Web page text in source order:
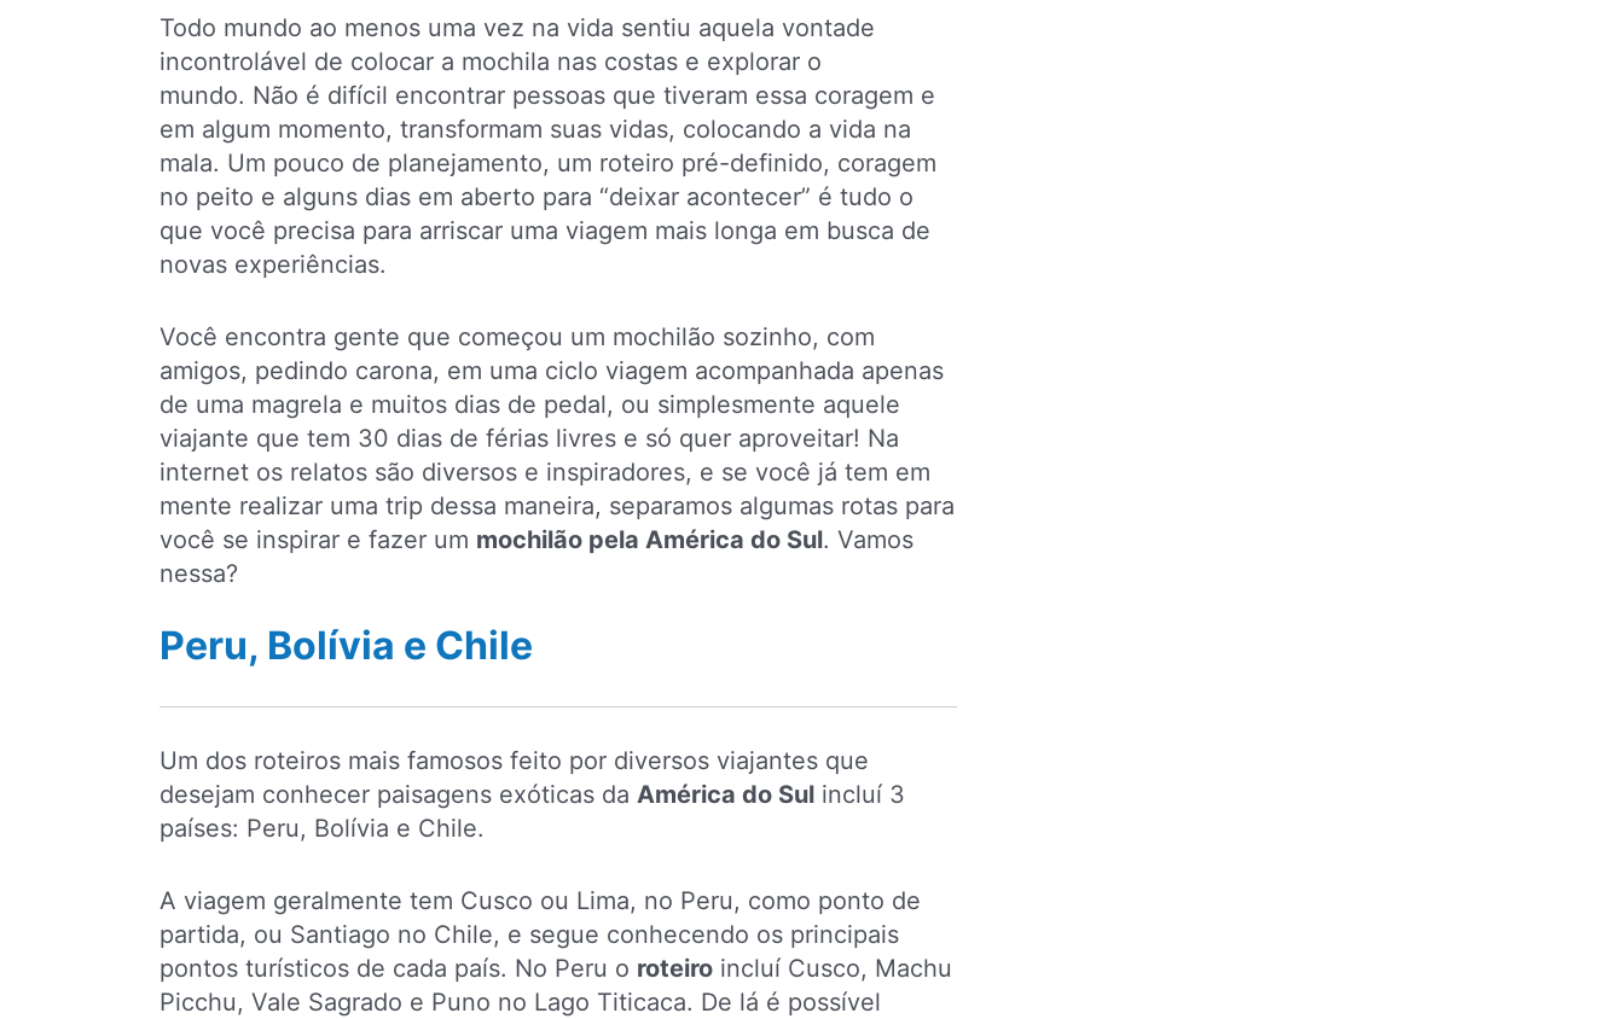
Todo mundo ao menos uma vez na vida sentiu aquela vontade
incontrolável de colocar a mochila nas costas e explorar o
mundo. Não é difícil encontrar pessoas que tiveram essa coragem e
em algum momento, transformam suas vidas, colocando a vida na
mala. Um pouco de planejamento, um roteiro pré-definido, coragem
no peito e alguns dias em aberto para “deixar acontecer” é tudo o
que você precisa para arriscar uma viagem mais longa em busca de
novas experiências.
Você encontra gente que começou um mochilão sozinho, com
amigos, pedindo carona, em uma ciclo viagem acompanhada apenas
de uma magrela e muitos dias de pedal, ou simplesmente aquele
viajante que tem 30 dias de férias livres e só quer aproveitar! Na
internet os relatos são diversos e inspiradores, e se você já tem em
mente realizar uma trip dessa maneira, separamos algumas rotas para
você se inspirar e fazer um mochilão pela América do Sul. Vamos
nessa?
Peru, Bolívia e Chile
Um dos roteiros mais famosos feito por diversos viajantes que
desejam conhecer paisagens exóticas da América do Sul incluí 3
países: Peru, Bolívia e Chile.
A viagem geralmente tem Cusco ou Lima, no Peru, como ponto de
partida, ou Santiago no Chile, e segue conhecendo os principais
pontos turísticos de cada país. No Peru o roteiro incluí Cusco, Machu
Picchu, Vale Sagrado e Puno no Lago Titicaca. De lá é possível